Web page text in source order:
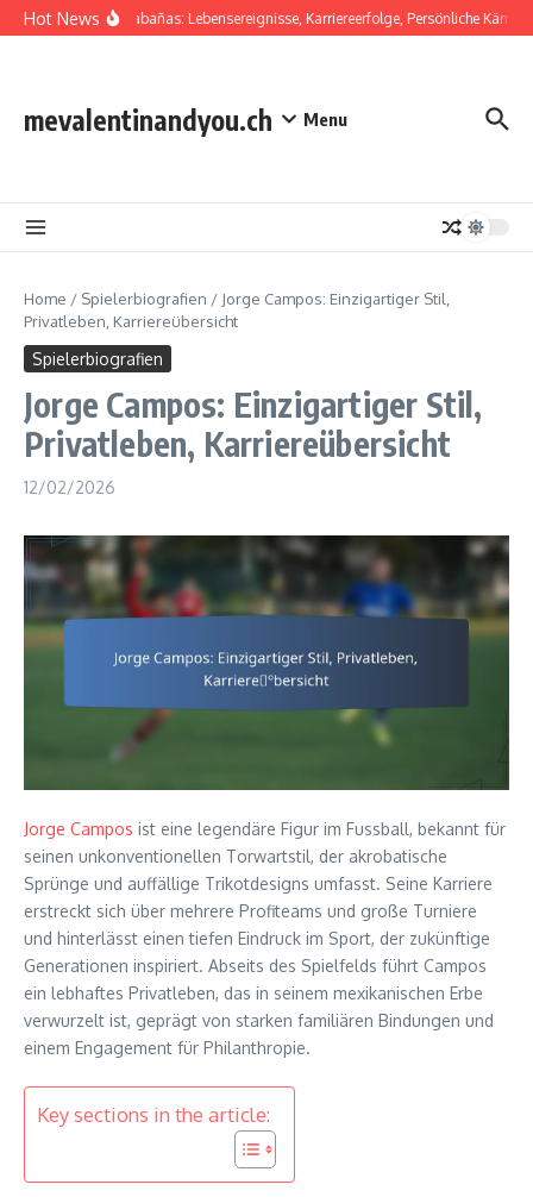
Skip to content
Hot News
Salvador Cabañas: Lebensereignisse, Karriereerfolge, Persönliche Kämpfe
mevalentinandyou.ch Menu
Home / Spielerbiografien / Jorge Campos: Einzigartiger Stil,
Privatleben, Karriereübersicht
Spielerbiografien
Jorge Campos: Einzigartiger Stil,
Privatleben, Karriereübersicht
12/02/2026
Jorge Campos ist eine legendäre Figur im Fussball, bekannt für
seinen unkonventionellen Torwartstil, der akrobatische
Sprünge und auffällige Trikotdesigns umfasst. Seine Karriere
erstreckt sich über mehrere Profiteams und große Turniere
und hinterlässt einen tiefen Eindruck im Sport, der zukünftige
Generationen inspiriert. Abseits des Spielfelds führt Campos
ein lebhaftes Privatleben, das in seinem mexikanischen Erbe
verwurzelt ist, geprägt von starken familiären Bindungen und
einem Engagement für Philanthropie.
Key sections in the article: